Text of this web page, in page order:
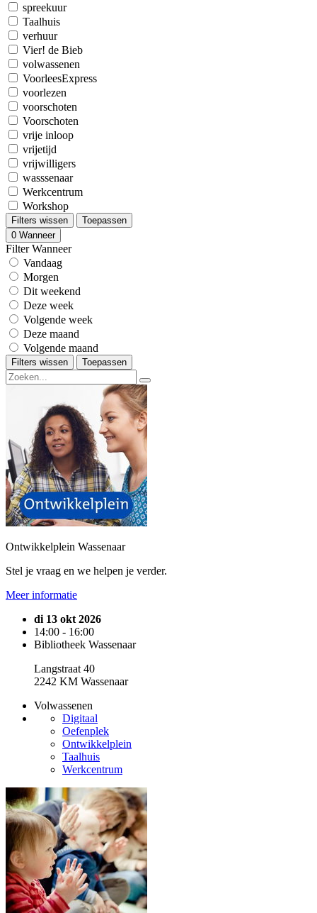
spreekuur
Taalhuis
verhuur
Vier! de Bieb
volwassenen
VoorleesExpress
voorlezen
voorschoten
Voorschoten
vrije inloop
vrijetijd
vrijwilligers
wasssenaar
Werkcentrum
Workshop
Filters wissen
Toepassen
0 Wanneer
Filter Wanneer
Vandaag
Morgen
Dit weekend
Deze week
Volgende week
Deze maand
Volgende maand
Filters wissen Toepassen
Ontwikkelplein Wassenaar
Stel je vraag en we helpen je verder.
Meer informatie
di 13 okt 2026
14:00 - 16:00
Bibliotheek Wassenaar
Langstraat 40
2242 KM Wassenaar
Volwassenen
Digitaal
Oefenplek
Ontwikkelplein
Taalhuis
Werkcentrum